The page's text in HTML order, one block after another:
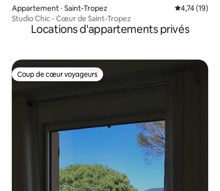
Appartement ⋅ Saint-Tropez Évaluation
4,74 (19)
Studio Chic - Cœur de Saint-Tropez
Locations d'appartements privés
Coup de cœur voyageurs
Coup de cœur voyageurs